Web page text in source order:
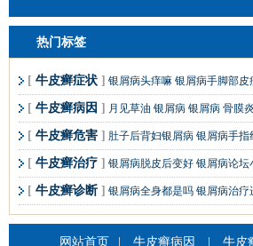
热门标签
[ 牛皮癣症状 ] 银屑病头痒嘛 银屑病手脚部皮
[ 牛皮癣病因 ] 月见草油 银屑病 银屑病 骨膜炎
[ 牛皮癣危害 ] 肚子后背妇银屑病 银屑病手指
[ 牛皮癣治疗 ] 银屑病脱皮后变好 银屑病论坛
[ 牛皮癣诊断 ] 银屑病全身都是吗 银屑病治疗
网站首页 牛皮癣病因 牛皮